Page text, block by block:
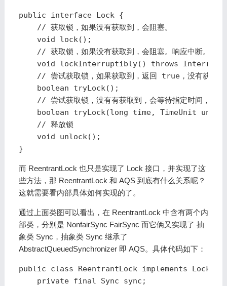
public interface Lock {
    // 获取锁，如果没有获取到，会阻塞。
    void lock();
    // 获取锁，如果没有获取到，会阻塞。响应中断。
void lockInterruptibly() throws
// 尝试获取锁，如果获取到，返回 true，没有获取
    boolean tryLock();
// 尝试获取锁，没有有获取到，会等待指定时间，响应
boolean tryLock(long time, TimeUnit
    // 释放锁
    void unlock();
}
而 ReentrantLock 也只是实现了 Lock 接口，并实现了这
些方法，那 ReentrantLock 和 AQS 到底有什么关系呢？
这就需要看内部具体如何实现的了。
通过上面类图可以看出，在 ReentrantLock 中含有两个内
部类，分别是 NonfairSync FairSync 而它俩又实现了 抽
象类 Sync，抽象类 Sync 继承了
AbstractQueuedSynchronizer 即 AQS。具体代码如下：
public class ReentrantLock implements
    private final Sync sync;